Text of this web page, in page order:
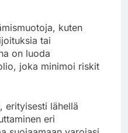
kuten
tai
on luoda
joka minimoi riskit
erityisesti lähellä
eri